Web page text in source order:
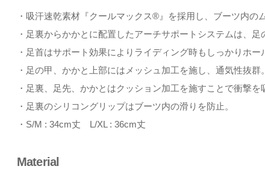
・吸汗速乾素材『クールマックス®』を採用し、ブーツ内の
・足裏からかかとに配置したアーチサポートシステムは、足
・足首はサポート効果によりライディング時もしっかりホー
・足の甲、かかと上部にはメッシュ加工を施し、通気性抜群。
・足裏、足先、かかとはクッション加工を施すことで衝撃を
・足裏のシリコングリップはブーツ内の滑りを防止。
・S/M : 34cm丈 L/XL : 36cm丈
Material